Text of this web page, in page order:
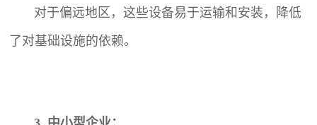
对于偏远地区，这些设备易于运输和安装，降低
了对基础设施的依赖。